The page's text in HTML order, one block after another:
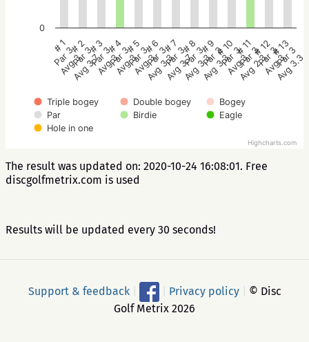
Triple bogey Double bogey
Bogey
Par
Birdie
Eagle
Hole in one
# 1
Par 3
Avg 3
# 2
Par 3
Avg 3.7
# 3
Par 3
Avg 3
# 4
Par 3
Avg 3
# 5
Par 3
Avg 3
# 6
Par 3
Avg 3.3
# 7
Par 3
Avg 3.7
# 8
Par 3
Avg 3.3
# 9
Par 3
Avg 3.3
# 10
Par 3
Avg 3
# 11
Par 3
Avg 2.3
# 12
Par 3
Avg 3
# 13
Par 3
Avg 3.3
0
Highcharts.com
The result was updated on: 2020-10-24 16:08:01. Free
discgolfmetrix.com is used
Results will be updated every 30 seconds!
Support & feedback Privacy policy
© Disc
Golf Metrix 2026